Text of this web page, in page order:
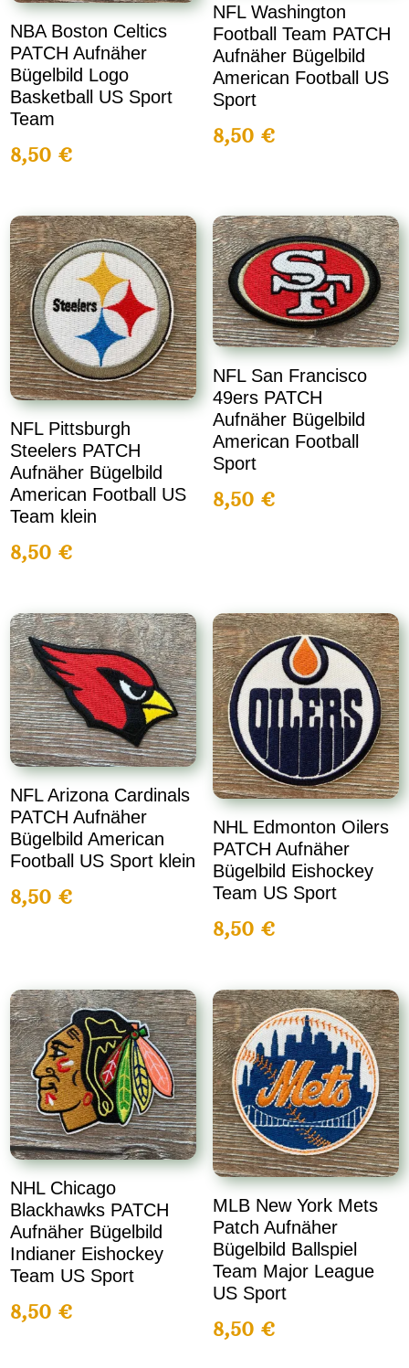
NBA Boston Celtics
PATCH Aufnäher
Bügelbild Logo
Basketball US Sport
Team
8,50 €
NFL Washington
Football Team PATCH
Aufnäher Bügelbild
American Football US
Sport
8,50 €
NFL Pittsburgh
Steelers PATCH
Aufnäher Bügelbild
American Football US
Team klein
8,50 €
NFL San Francisco
49ers PATCH
Aufnäher Bügelbild
American Football
Sport
8,50 €
NFL Arizona Cardinals
PATCH Aufnäher
Bügelbild American
Football US Sport klein
8,50 €
NHL Edmonton Oilers
PATCH Aufnäher
Bügelbild Eishockey
Team US Sport
8,50 €
NHL Chicago
Blackhawks PATCH
Aufnäher Bügelbild
Indianer Eishockey
Team US Sport
8,50 €
MLB New York Mets
Patch Aufnäher
Bügelbild Ballspiel
Team Major League
US Sport
8,50 €